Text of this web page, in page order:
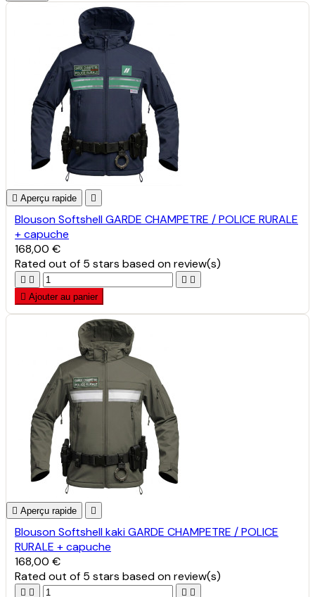
 Aperçu rapide 
Blouson Softshell GARDE CHAMPETRE / POLICE RURALE
+ capuche
168,00 €
Ratedout of 5 stars based onreview(s)
   
 Ajouter au panier
 Aperçu rapide 
Blouson Softshell kaki GARDE CHAMPETRE / POLICE
RURALE + capuche
168,00 €
Ratedout of 5 stars based onreview(s)
   